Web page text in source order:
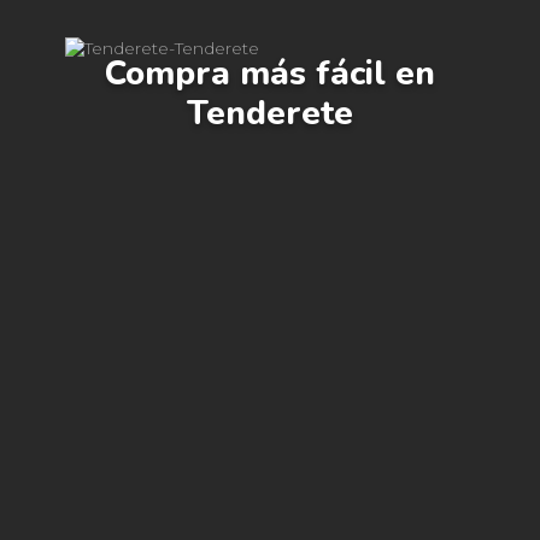
Compra más fácil en
Tenderete